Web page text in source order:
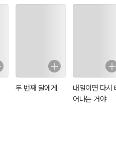
두 번째 달에게
내일이면 다시
어나는 거야